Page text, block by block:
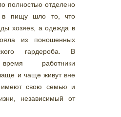
полностью отделено
в пищу шло то, что
хозяев, а одежда в
из поношенных
гардероба. В
работники
и чаще живут вне
имеют свою семью и
независимый от